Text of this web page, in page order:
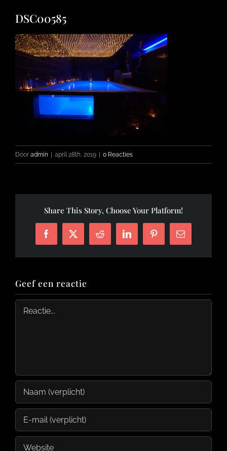
FOTO’S
INFO
OPENINGSTIJDEN
CONTACT
DSC00585
Door admin april 28th, 2019 0 Reacties
Share This Story, Choose Your Platform!
Facebook
X Reddit LinkedInPinterest
E-
mail
Geef een reactie
Reactie